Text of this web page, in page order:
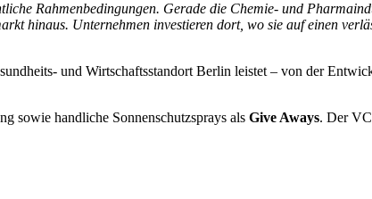
Rahmenbedingungen. Gerade die Chemie- und
hinaus. Unternehmen investieren dort, wo sie auf einen
und Wirtschaftsstandort Berlin leistet – von der
sowie handliche Sonnenschutzsprays als Give Aways. Der